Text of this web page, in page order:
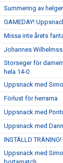
Summering av
GAMEDAY!
Missa inte årets
Johannes
Storseger för
hela 14-0
Uppsnack med
Förlust för herrarna
Uppsnack med
Uppsnack med
INSTÄLLD TRÄNING!
Uppsnack med